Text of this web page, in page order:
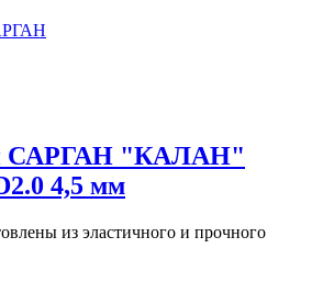
САРГАН "КАЛАН"
4,5 мм
из эластичного и прочного